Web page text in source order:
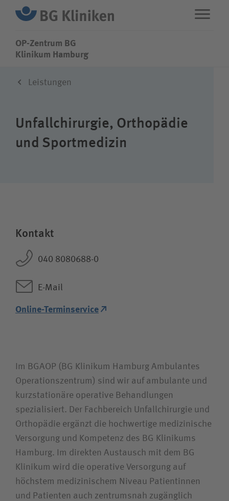
OP-Zentrum BG
Leistungen
Über uns
Wie können wir Ihnen helfen?
Suchwert
Team
OP-Zentrum BG
Klinikum Hamburg
Leistungen
Unfallchirurgie, Orthopädie
und Sportmedizin
Kontakt
040 8080688-0
E-Mail
Online-Terminservice
Im BGAOP (BG Klinikum Hamburg Ambulantes
Operationszentrum) sind wir auf ambulante und
kurzstationäre operative Behandlungen
spezialisiert. Der Fachbereich Unfallchirurgie und
Orthopädie ergänzt die hochwertige medizinische
Versorgung und Kompetenz des BG Klinikums
Hamburg. Im direkten Austausch mit dem BG
Klinikum wird die operative Versorgung auf
höchstem medizinischem Niveau Patientinnen
und Patienten auch zentrumsnah zugänglich